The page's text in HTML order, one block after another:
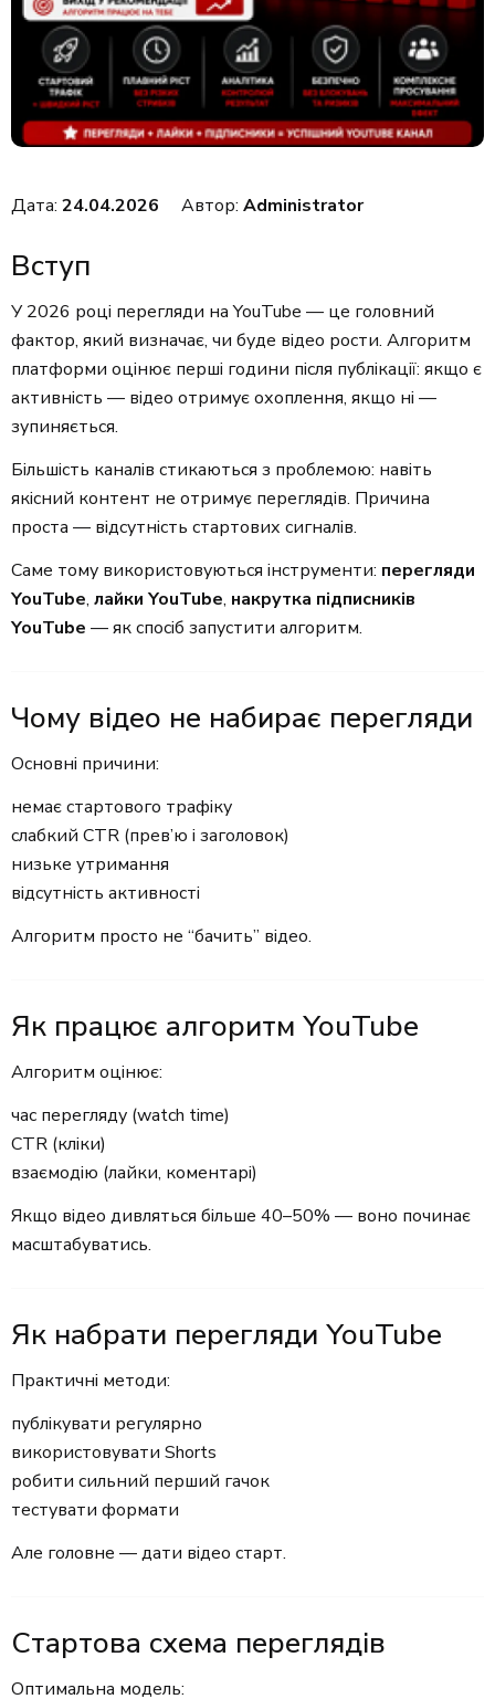
Дата: 24.04.2026 Автор: Administrator
Вступ
У 2026 році перегляди на YouTube — це головний
фактор, який визначає, чи буде відео рости. Алгоритм
платформи оцінює перші години після публікації: якщо є
активність — відео отримує охоплення, якщо ні —
зупиняється.
Більшість каналів стикаються з проблемою: навіть
якісний контент не отримує переглядів. Причина
проста — відсутність стартових сигналів.
Саме тому використовуються інструменти: перегляди
YouTube, лайки YouTube, накрутка підписників
YouTube — як спосіб запустити алгоритм.
Чому відео не набирає перегляди
Основні причини:
немає стартового трафіку
слабкий CTR (прев’ю і заголовок)
низьке утримання
відсутність активності
Алгоритм просто не “бачить” відео.
Як працює алгоритм YouTube
Алгоритм оцінює:
час перегляду (watch time)
CTR (кліки)
взаємодію (лайки, коментарі)
Якщо відео дивляться більше 40–50% — воно починає
масштабуватись.
Як набрати перегляди YouTube
Практичні методи:
публікувати регулярно
використовувати Shorts
робити сильний перший гачок
тестувати формати
Але головне — дати відео старт.
Стартова схема переглядів
Оптимальна модель: